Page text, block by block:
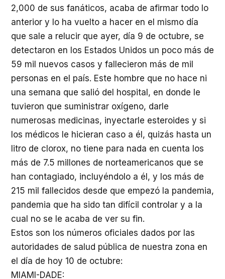
2,000 de sus fanáticos, acaba de afirmar todo lo
anterior y lo ha vuelto a hacer en el mismo día
que sale a relucir que ayer, día 9 de octubre, se
detectaron en los Estados Unidos un poco más de
59 mil nuevos casos y fallecieron más de mil
personas en el país. Este hombre que no hace ni
una semana que salió del hospital, en donde le
tuvieron que suministrar oxígeno, darle
numerosas medicinas, inyectarle esteroides y si
los médicos le hicieran caso a él, quizás hasta un
litro de clorox, no tiene para nada en cuenta los
más de 7.5 millones de norteamericanos que se
han contagiado, incluyéndolo a él, y los más de
215 mil fallecidos desde que empezó la pandemia,
pandemia que ha sido tan difícil controlar y a la
cual no se le acaba de ver su fin.
Estos son los números oficiales dados por las
autoridades de salud pública de nuestra zona en
el día de hoy 10 de octubre:
MIAMI-DADE: